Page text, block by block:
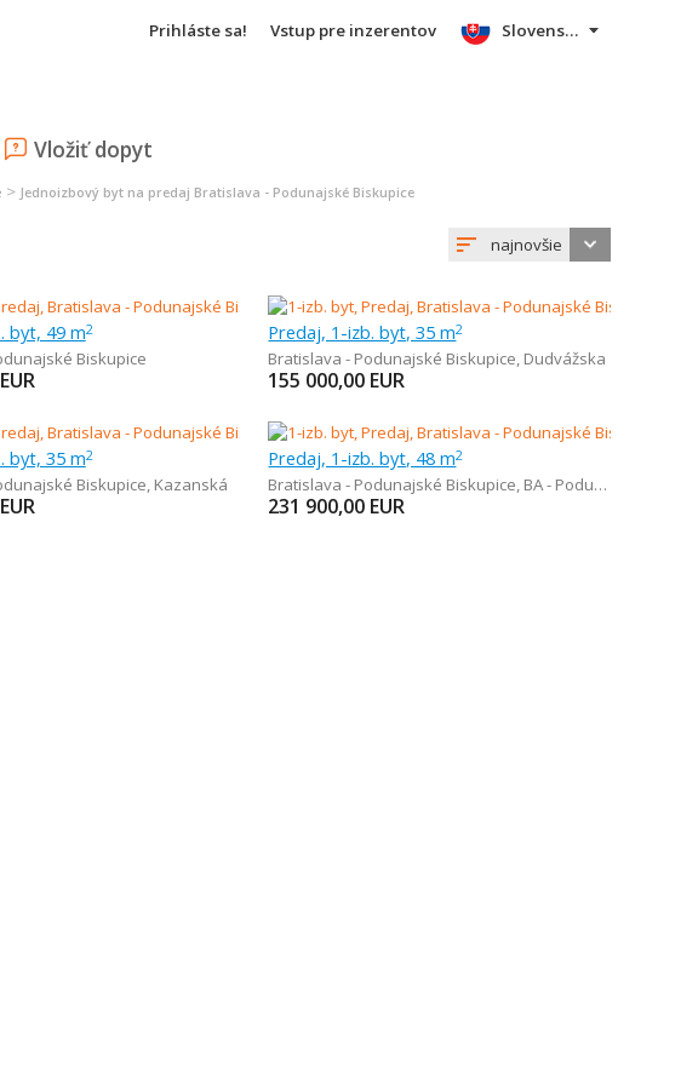
Prihláste sa! Vstup pre inzerentov
Vložiť dopyt
Slovensky
> Jednoizbový byt na predaj Bratislava - Podunajské Biskupice
najnovšie
byt, 49 m2
Biskupice
EUR
Predaj, 1-izb. byt, 35 m2
Bratislava - Podunajské Biskupice, Dudvážska
155 000,00 EUR
byt, 35 m2
Biskupice, Kazanská
EUR
Predaj, 1-izb. byt, 48 m2
Bratislava - Podunajské Biskupice, BA - Podunajské Biskupice
231 900,00 EUR